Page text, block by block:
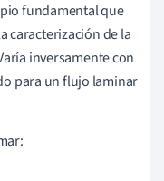
fundamental que
caracterización de la
inversamente con
para un flujo laminar